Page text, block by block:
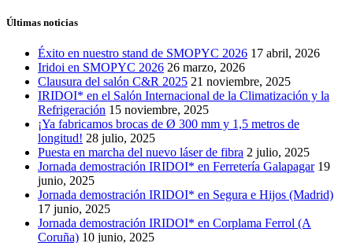
Últimas noticias
Éxito en nuestro stand de SMOPYC 2026 17 abril, 2026
Iridoi en SMOPYC 2026 26 marzo, 2026
Clausura del salón C&R 2025 21 noviembre, 2025
IRIDOI* en el Salón Internacional de la Climatización y la
Refrigeración 15 noviembre, 2025
¡Ya fabricamos brocas de Ø 300 mm y 1,5 metros de
longitud! 28 julio, 2025
Puesta en marcha del nuevo láser de fibra 2 julio, 2025
Jornada demostración IRIDOI* en Ferretería Galapagar 19
junio, 2025
Jornada demostración IRIDOI* en Segura e Hijos (Madrid)
17 junio, 2025
Jornada demostración IRIDOI* en Corplama Ferrol (A
Coruña) 10 junio, 2025